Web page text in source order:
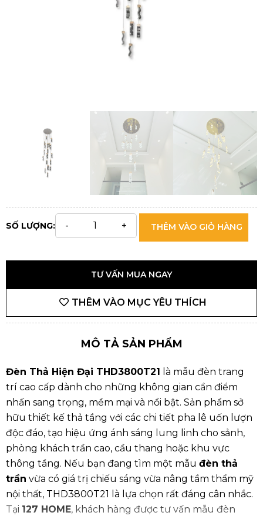
SỐ LƯỢNG: THÊM VÀO GIỎ HÀNG
TƯ VẤN MUA NGAY
THÊM VÀO MỤC YÊU THÍCH
MÔ TẢ SẢN PHẨM
Đèn Thả Hiện Đại THD3800T21 là mẫu đèn trang
trí cao cấp dành cho những không gian cần điểm
nhấn sang trọng, mềm mại và nổi bật. Sản phẩm sở
hữu thiết kế thả tầng với các chi tiết pha lê uốn lượn
độc đáo, tạo hiệu ứng ánh sáng lung linh cho sảnh,
phòng khách trần cao, cầu thang hoặc khu vực
thông tầng. Nếu bạn đang tìm một mẫu đèn thả
trần vừa có giá trị chiếu sáng vừa nâng tầm thẩm mỹ
nội thất, THD3800T21 là lựa chọn rất đáng cân nhắc.
Tại 127 HOME, khách hàng được tư vấn mẫu đèn